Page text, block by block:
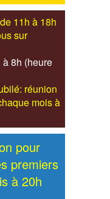
11h à 18h
sur
8h (heure
réunion
mois à
pour
premiers
à 20h